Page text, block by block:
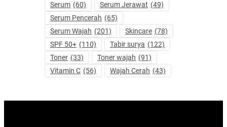
Serum (60) Serum Jerawat (49)
Serum Pencerah (65)
Serum Wajah (201) Skincare (78)
SPF 50+ (110) Tabir surya (122)
Toner (33) Toner wajah (91)
Vitamin C (56) Wajah Cerah (43)